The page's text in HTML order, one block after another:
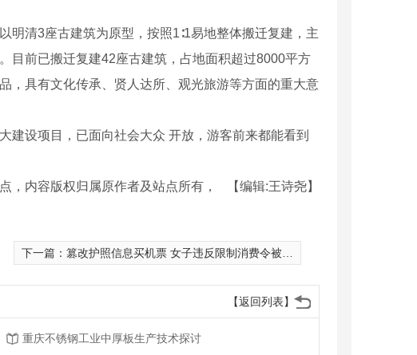
清3座古建筑为原型，按照1∶1易地整体搬迁复建，主
目前已搬迁复建42座古建筑，占地面积超过8000平方
，具有文化传承、贤人达所、观光旅游等方面的重大意
设项目，已面向社会大众 开放，游客前来都能看到
【编辑:王诗尧】
，内容版权归属原作者及站点所有，
下一篇： 篡改护照信息买机票 女子违反限制消费令被拘留
【返回列表】
重庆不锈钢工业中厚板生产技术探讨